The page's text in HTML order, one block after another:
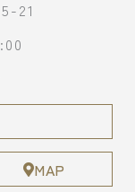
21
MAP